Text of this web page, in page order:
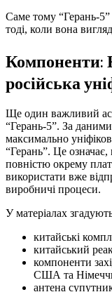
Саме тому “Герань-
тоді, коли вона
Компоненти:
російська
Ще один важливий
“Герань-5”. За
максимально
“Герань”. Це
повністю окрему
використати вже
виробничі процеси.
У матеріалах
китайські
китайський
компоненти
США та
антена